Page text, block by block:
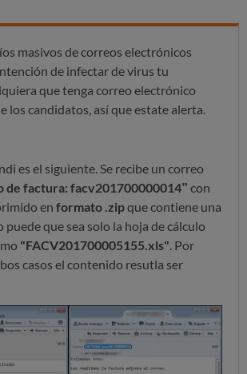
masivos de correos electrónicos
de infectar de virus tu
que tenga correo electrónico
los candidatos, así que estate alerta.
es el siguiente. Se recibe un correo
de factura: facv201700000014” con
en formato .zipque contiene una
puede que sea solo la hoja de cálculo
"FACV201700005155.xls" . Por
casos el contenido resutla ser